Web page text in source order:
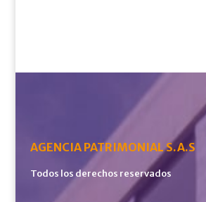
AGENCIA PATRIMONIAL S.A.S
Todos los derechos reservados